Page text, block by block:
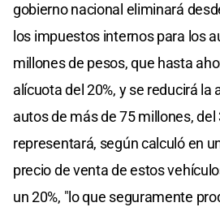
gobierno nacional eliminará
los impuestos internos para los
millones de pesos, que hasta
alícuota del 20%, y se reducirá la
autos de más de 75 millones, del
representará, según calculó en
precio de venta de estos
un 20%, "lo que seguramente